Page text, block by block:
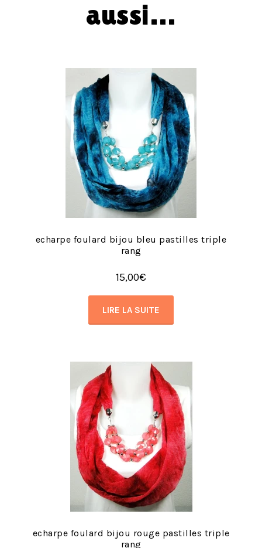
aussi…
echarpe foulard bijou bleu pastilles triple
rang
15,00€
LIRE LA SUITE
echarpe foulard bijou rouge pastilles triple
rang